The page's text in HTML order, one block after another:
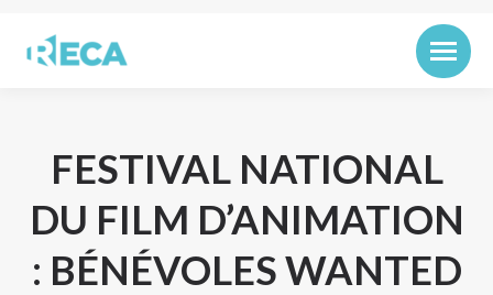
FESTIVAL NATIONAL
DU FILM D’ANIMATION
: BÉNÉVOLES WANTED